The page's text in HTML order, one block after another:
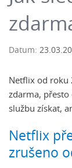
Datum:
Netflix od roku
zdarma, přesto
službu získat,
Netflix
zrušeno